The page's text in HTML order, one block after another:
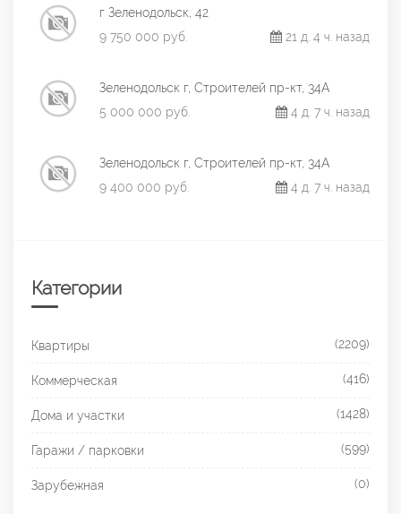
г Зеленодольск, 42
9 750 000 руб.
21 д. 4 ч. назад
Зеленодольск г, Строителей пр-кт, 34А
5 000 000 руб.
4 д. 7 ч. назад
Зеленодольск г, Строителей пр-кт, 34А
9 400 000 руб.
4 д. 7 ч. назад
Категории
Квартиры (2209)
Коммерческая (416)
Дома и участки (1428)
Гаражи / парковки (599)
Зарубежная (0)